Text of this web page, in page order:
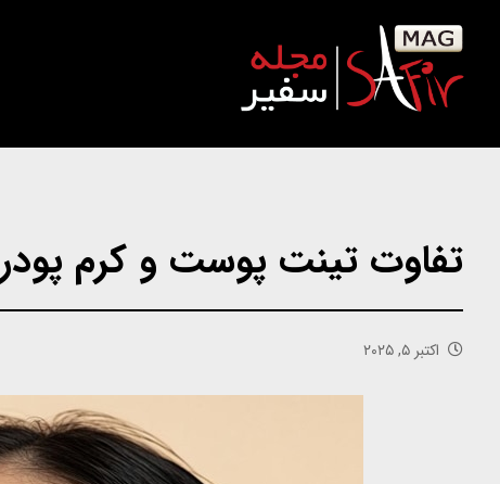
تفاوت تینت پوست و کرم
اکتبر ۵, ۲۰۲۵